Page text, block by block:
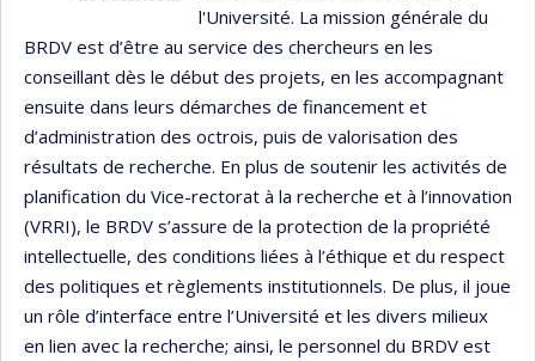
l'Université. La mission générale du
BRDV est d’être au service des chercheurs en les
conseillant dès le début des projets, en les accompagnant
ensuite dans leurs démarches de financement et
d’administration des octrois, puis de valorisation des
résultats de recherche. En plus de soutenir les activités de
planification du Vice-rectorat à la recherche et à l’innovation
(VRRI), le BRDV s’assure de la protection de la propriété
intellectuelle, des conditions liées à l’éthique et du respect
des politiques et règlements institutionnels. De plus, il joue
un rôle d’interface entre l’Université et les divers milieux
en lien avec la recherche; ainsi, le personnel du BRDV est